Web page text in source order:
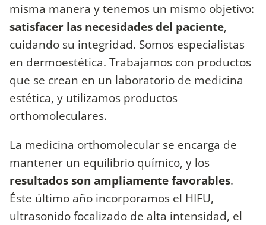
misma manera y tenemos un mismo objetivo:
satisfacer las necesidades del paciente,
cuidando su integridad. Somos especialistas
en dermoestética. Trabajamos con productos
que se crean en un laboratorio de medicina
estética, y utilizamos productos
orthomoleculares.
La medicina orthomolecular se encarga de
mantener un equilibrio químico, y los
resultados son ampliamente favorables.
Éste último año incorporamos el HIFU,
ultrasonido focalizado de alta intensidad, el